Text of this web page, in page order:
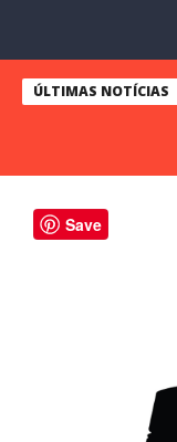
ÚLTIMAS NOTÍCIAS
Save